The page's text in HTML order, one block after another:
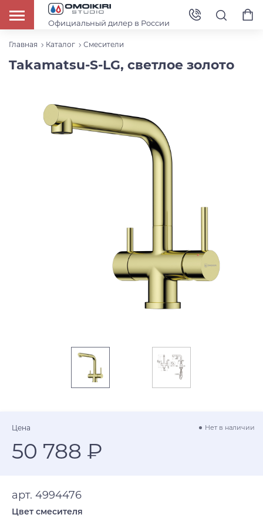
Официальный дилер в России
Главная Каталог Смесители
Takamatsu-S-LG, светлое золото
Цена Нет в наличии
50 788 ₽
арт. 4994476
Цвет смесителя